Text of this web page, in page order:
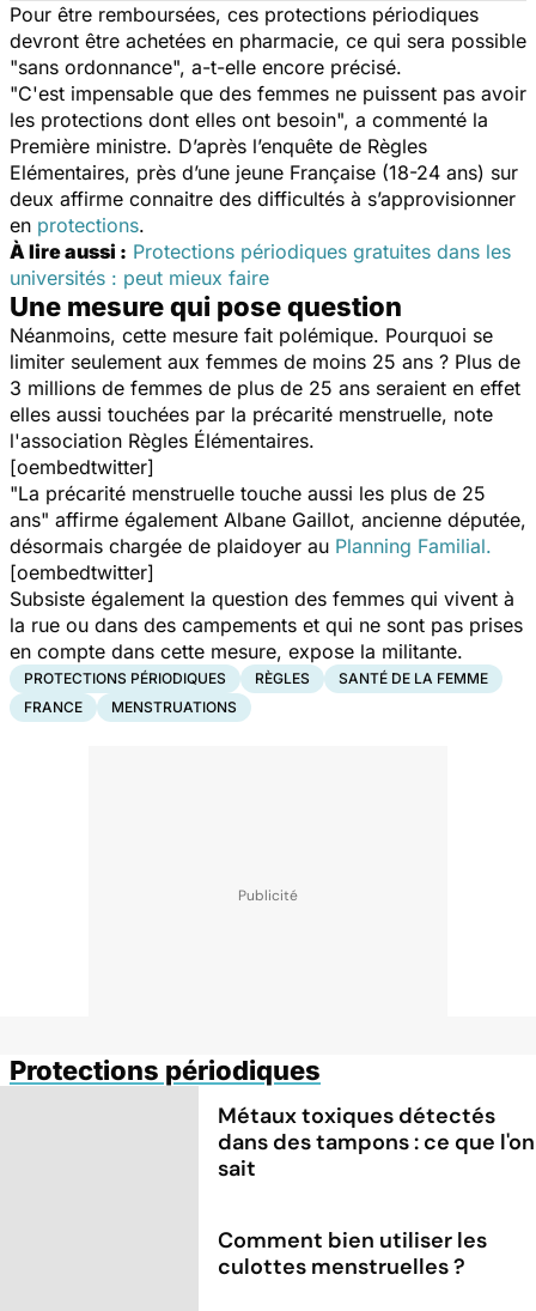
Pour être remboursées, ces protections périodiques
devront être achetées en pharmacie, ce qui sera possible
"sans ordonnance", a-t-elle encore précisé.
"C'est impensable que des femmes ne puissent pas avoir
les protections dont elles ont besoin", a commenté la
Première ministre. D’après l’enquête de Règles
Elémentaires, près d’une jeune Française (18-24 ans) sur
deux affirme connaitre des difficultés à s’approvisionner
en protections.
À lire aussi : Protections périodiques gratuites dans les
universités : peut mieux faire
Une mesure qui pose question
Néanmoins, cette mesure fait polémique. Pourquoi se
limiter seulement aux femmes de moins 25 ans ? Plus de
3 millions de femmes de plus de 25 ans seraient en effet
elles aussi touchées par la précarité menstruelle, note
l'association Règles Élémentaires.
[oembedtwitter]
"La précarité menstruelle touche aussi les plus de 25
ans" affirme également Albane Gaillot, ancienne députée,
désormais chargée de plaidoyer au Planning Familial.
[oembedtwitter]
Subsiste également la question des femmes qui vivent à
la rue ou dans des campements et qui ne sont pas prises
en compte dans cette mesure, expose la militante.
PROTECTIONS PÉRIODIQUES RÈGLES
SANTÉ DE LA FEMME
FRANCE
MENSTRUATIONS
Protections périodiques
Métaux toxiques détectés
dans des tampons : ce que l'on
sait
Comment bien utiliser les
culottes menstruelles ?